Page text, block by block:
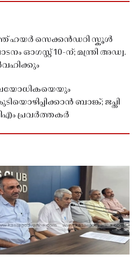
ഹയർ സെക്കൻഡറി സ്കൂൾ
ഓഗസ്റ്റ് 10-ന്; മന്ത്രി അഡ്വ.
വയോധികയെയും
ബാങ്ക്; ജപ്തി
പ്രവർത്തകർ